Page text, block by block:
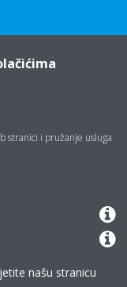
stranici i pružanje usluga
našu stranicu